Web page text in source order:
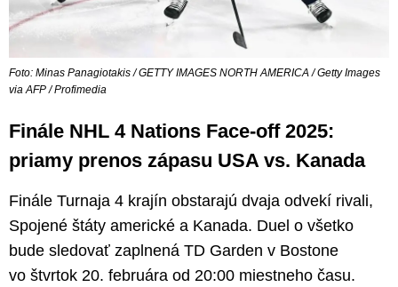
Foto: Minas Panagiotakis / GETTY IMAGES NORTH AMERICA / Getty Images
via AFP / Profimedia
Finále NHL 4 Nations Face-off 2025:
priamy prenos zápasu USA vs. Kanada
Finále Turnaja 4 krajín obstarajú dvaja odvekí rivali,
Spojené štáty americké a Kanada. Duel o všetko
bude sledovať zaplnená TD Garden v Bostone
vo štvrtok 20. februára od 20:00 miestneho času.